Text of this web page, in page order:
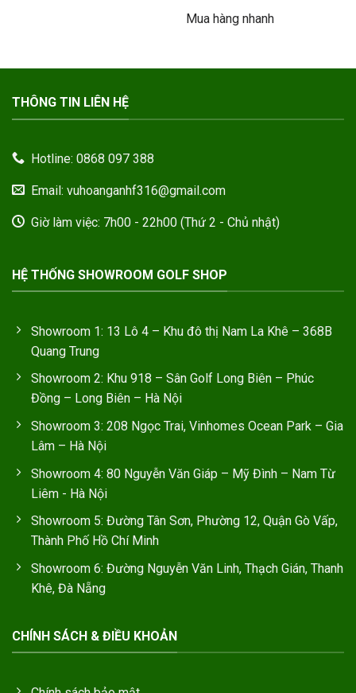
13.712.200VND.
Mua hàng nhanh
THÔNG TIN LIÊN HỆ
Hotline: 0868 097 388
Email: vuhoanganhf316@gmail.com
Giờ làm việc: 7h00 - 22h00 (Thứ 2 - Chủ nhật)
HỆ THỐNG SHOWROOM GOLF SHOP
Showroom 1: 13 Lô 4 – Khu đô thị Nam La Khê – 368B
Quang Trung
Showroom 2: Khu 918 – Sân Golf Long Biên – Phúc
Đồng – Long Biên – Hà Nội
Showroom 3: 208 Ngọc Trai, Vinhomes Ocean Park – Gia
Lâm – Hà Nội
Showroom 4: 80 Nguyễn Văn Giáp – Mỹ Đình – Nam Từ
Liêm - Hà Nội
Showroom 5: Đường Tân Sơn, Phường 12, Quận Gò Vấp,
Thành Phố Hồ Chí Minh
Showroom 6: Đường Nguyễn Văn Linh, Thạch Gián, Thanh
Khê, Đà Nẵng
CHÍNH SÁCH & ĐIỀU KHOẢN